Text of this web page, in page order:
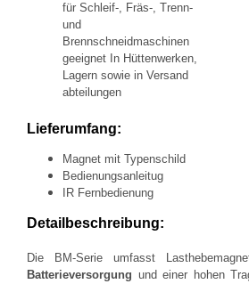
für Schleif-, Fräs-, Trenn-
und
Brennschneidmaschinen
geeignet In Hüttenwerken,
Lagern sowie in Versand
abteilungen
Lieferumfang:
Magnet mit Typenschild
Bedienungsanleitug
IR Fernbedienung
Detailbeschreibung:
Die BM-Serie umfasst
Batterieversorgung und einer hohen